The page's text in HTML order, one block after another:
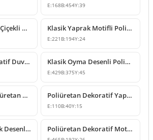
E:168B:454Y:39
Poliüretan Klasik Çiçekli Duvar ve Cephe Süsleme Modeli Klasik Yaprak Motifli Poliüretan Dekoratif Süsleme Modeli
E:221 B:194Y:24
Poliüretan Dekoratif Duvar ve Mobilya Süsleme Modeli Klasik Oyma Desenli Poliüretan Duvar Süsleme Modeli
E:429B:375Y:45
Klasik Motifli Poliüretan Duvar Süsleme Modeli Poliüretan Dekoratif Yaprak Motifli Duvar Süsleme Modeli
E:110B:40Y:15
Poliüretan Yaprak Desenli Dekoratif Süsleme Modeli Poliüretan Dekoratif Motif ve Duvar Süsü Modelleri